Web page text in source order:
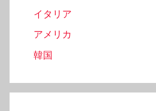
イタリア
アメリカ
韓国